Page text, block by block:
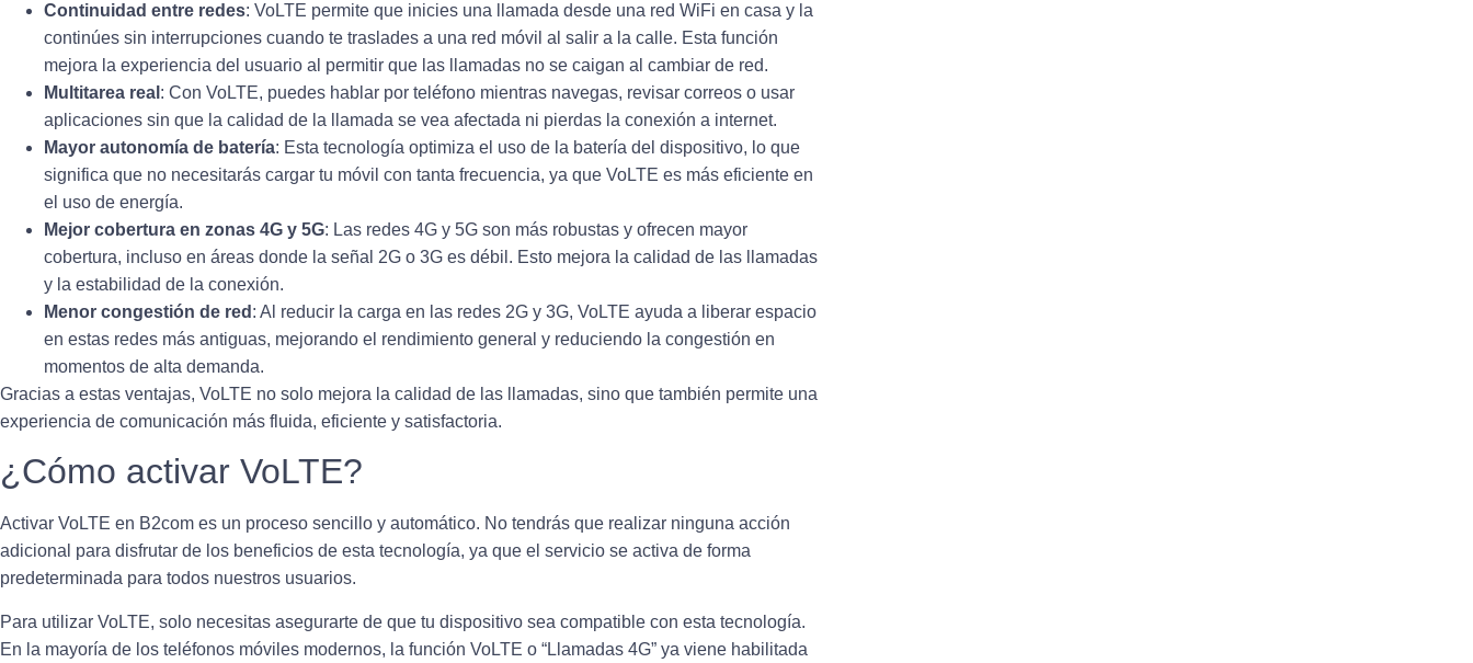
Continuidad entre redes: VoLTE permite que inicies una llamada desde una red WiFi en casa y la
continúes sin interrupciones cuando te traslades a una red móvil al salir a la calle. Esta función
mejora la experiencia del usuario al permitir que las llamadas no se caigan al cambiar de red.
Multitarea real : Con VoLTE, puedes hablar por teléfono mientras navegas, revisar correos o usar
aplicaciones sin que la calidad de la llamada se vea afectada ni pierdas la conexión a internet.
Mayor autonomía de batería: Esta tecnología optimiza el uso de la batería del dispositivo, lo que
significa que no necesitarás cargar tu móvil con tanta frecuencia, ya que VoLTE es más eficiente en
el uso de energía.
Mejor cobertura en zonas 4G y 5G: Las redes 4G y 5G son más robustas y ofrecen mayor
cobertura, incluso en áreas donde la señal 2G o 3G es débil. Esto mejora la calidad de las llamadas
y la estabilidad de la conexión.
Menor congestión de red : Al reducir la carga en las redes 2G y 3G, VoLTE ayuda a liberar espacio
en estas redes más antiguas, mejorando el rendimiento general y reduciendo la congestión en
momentos de alta demanda.
Gracias a estas ventajas, VoLTE no solo mejora la calidad de las llamadas, sino que también permite una
experiencia de comunicación más fluida, eficiente y satisfactoria.
¿Cómo activar VoLTE?
Activar VoLTE en B2com es un proceso sencillo y automático. No tendrás que realizar ninguna acción
adicional para disfrutar de los beneficios de esta tecnología, ya que el servicio se activa de forma
predeterminada para todos nuestros usuarios.
Para utilizar VoLTE, solo necesitas asegurarte de que tu dispositivo sea compatible con esta tecnología.
En la mayoría de los teléfonos móviles modernos, la función VoLTE o “Llamadas 4G” ya viene habilitada